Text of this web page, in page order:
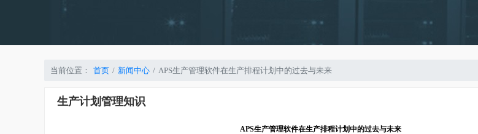
当前位置： 首页 新闻中心 APS生产管理软件在生产排程计划中的过去与未来
生产计划管理知识
APS生产管理软件在生产排程计划中的过去与未来